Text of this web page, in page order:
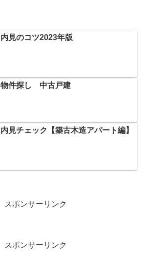
内見のコツ2023年版
物件探し 中古戸建
内見チェック【築古木造アパート編】
スポンサーリンク
スポンサーリンク